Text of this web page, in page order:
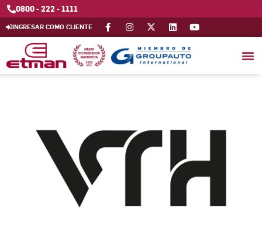
0800 - 222 - 1111
INGRESAR COMO CLIENTE